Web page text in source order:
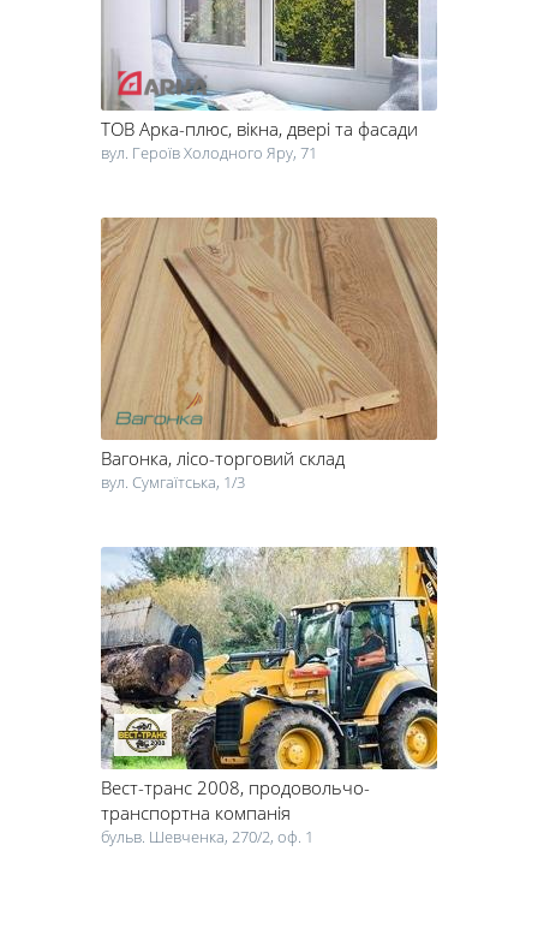
ТОВ Арка-плюс, вікна, двері та фасади
вул. Героїв Холодного Яру, 71
Вагонка, лісо-торговий склад
вул. Сумгаїтська, 1/3
Вест-транс 2008, продовольчо-
транспортна компанія
бульв. Шевченка, 270/2, оф. 1